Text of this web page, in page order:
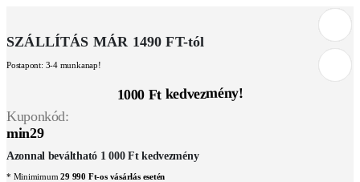
SZÁLLÍTÁS MÁR 1490 FT-tól
Postapont: 3-4 munkanap!
1000 Ft kedvezmény!
Kuponkód:
min29
Azonnal beváltható 1 000 Ft kedvezmény
* Minimimum29 990 Ft-os vásárlás esetén